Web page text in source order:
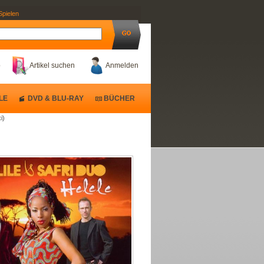
Anmelden
Artikel suchen
DVD & BLU-RAY BÜCHER